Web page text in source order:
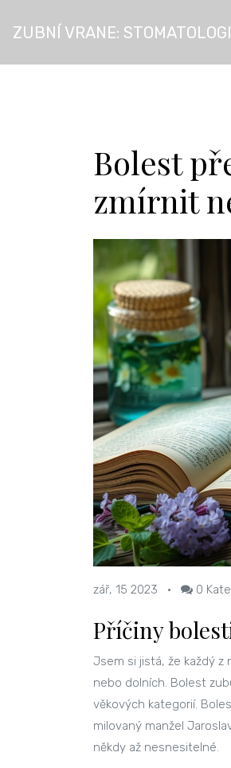
ZUBNÍ VRANE:
Bolest
zmírnit
zář, 15 2023 • 0
Příčiny
Jsem si jistá, že každý z
nebo dolních. Bolest
věkových kategorií.
milovaný manžel
někdy až nesnesitelné.